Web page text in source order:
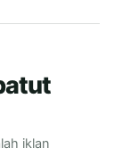
iklan